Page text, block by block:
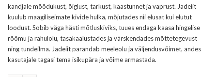
kandjale mõõdukust, õiglust, tarkust, kaastunnet ja vaprust. Jadeiit
kuulub maagiliseimate kivide hulka, mõjutades nii elusat kui elutut
loodust. Sobib väga hästi mõtluskiviks, tuues endaga kaasa hingelise
rõõmu ja rahulolu, tasakaalustades ja värskendades mõttetegevust
ning tundeilma. Jadeiit parandab meeleolu ja väljendusvõimet, andes
kasutajale tagasi tema isikupära ja võime armastada.